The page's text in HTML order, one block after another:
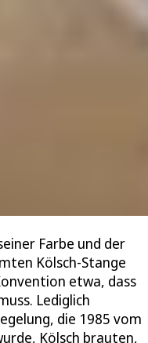
Farbe und der
Kölsch-Stange
etwa, dass
Lediglich
die 1985 vom
Kölsch brauten,